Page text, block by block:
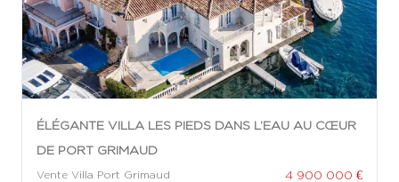
ÉLÉGANTE VILLA LES PIEDS DANS L’EAU AU CŒUR
DE PORT GRIMAUD
Vente Villa Port Grimaud 4 900 000 €